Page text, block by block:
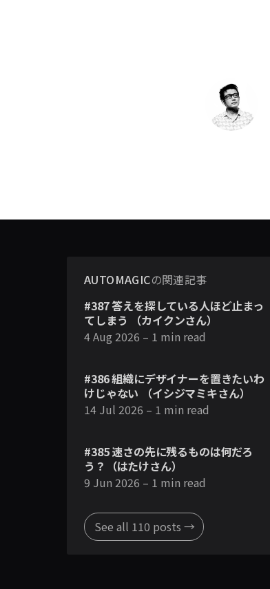
AUTOMAGICの関連記事
#387 答えを探している人ほど止まっ
てしまう （カイクンさん）
4 Aug 2026 – 1 min read
#386 組織にデザイナーを置きたいわ
けじゃない （イシジマミキさん）
14 Jul 2026 – 1 min read
#385 速さの先に残るものは何だろ
う？（はたけさん）
9 Jun 2026 – 1 min read
See all 110 posts →